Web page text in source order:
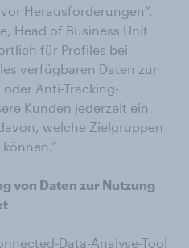
Herausforderungen“,
Head of Business Unit
für Profiles bei
verfügbaren Daten zur
Anti-Tracking-
Kunden jederzeit ein
welche Zielgruppen
von Daten zur Nutzung
Data-Analyse-Tool